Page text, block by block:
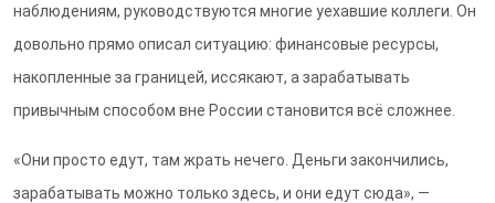
наблюдениям, руководствуются многие уехавшие коллеги. Он
довольно прямо описал ситуацию: финансовые ресурсы,
накопленные за границей, иссякают, а зарабатывать
привычным способом вне России становится всё сложнее.
«Они просто едут, там жрать нечего. Деньги закончились,
зарабатывать можно только здесь, и они едут сюда», —